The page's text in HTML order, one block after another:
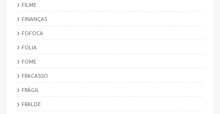
FILME
FINANÇAS
FOFOCA
FOLIA
FOME
FRACASSO
FRÁGIL
FRALDE